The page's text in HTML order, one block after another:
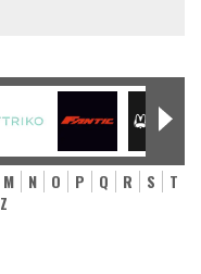
M N O P Q R S
T
Z